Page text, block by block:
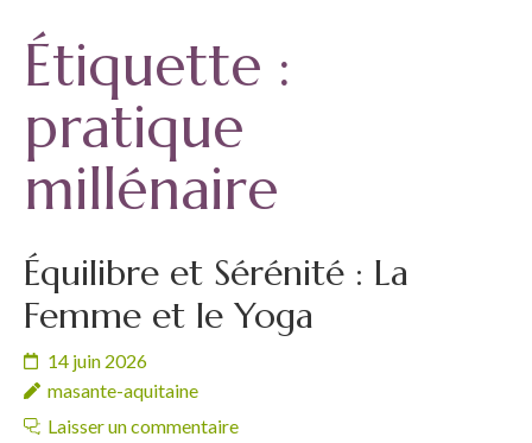
Étiquette :
pratique
millénaire
Équilibre et Sérénité : La
Femme et le Yoga
14 juin 2026
masante-aquitaine
Laisser un commentaire